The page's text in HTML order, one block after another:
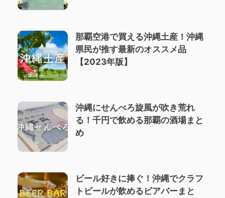
那覇空港で買える沖縄土産！沖縄
県民が推す最新のオススメ品
【2023年版】
沖縄にせんべろ旋風が吹き荒れ
る！千円で飲める那覇の酒場まと
め
ビール好きに捧ぐ！沖縄でクラフ
トビールが飲めるビアバーまと